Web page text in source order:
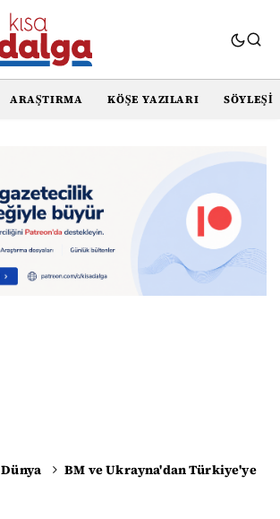
ARAŞTIRMA KÖŞE YAZILARI SÖYLEŞI
Dünya
BM ve Ukrayna'dan Türkiye'ye